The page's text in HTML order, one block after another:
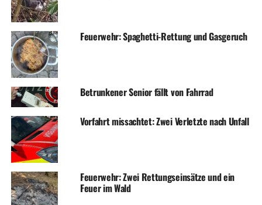
Feuerwehr: Spaghetti-Rettung und Gasgeruch
Betrunkener Senior fällt von Fahrrad
Vorfahrt missachtet: Zwei Verletzte nach Unfall
Feuerwehr: Zwei Rettungseinsätze und ein
Feuer im Wald